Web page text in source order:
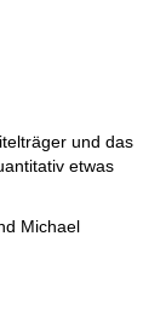
und das
etwas
Michael